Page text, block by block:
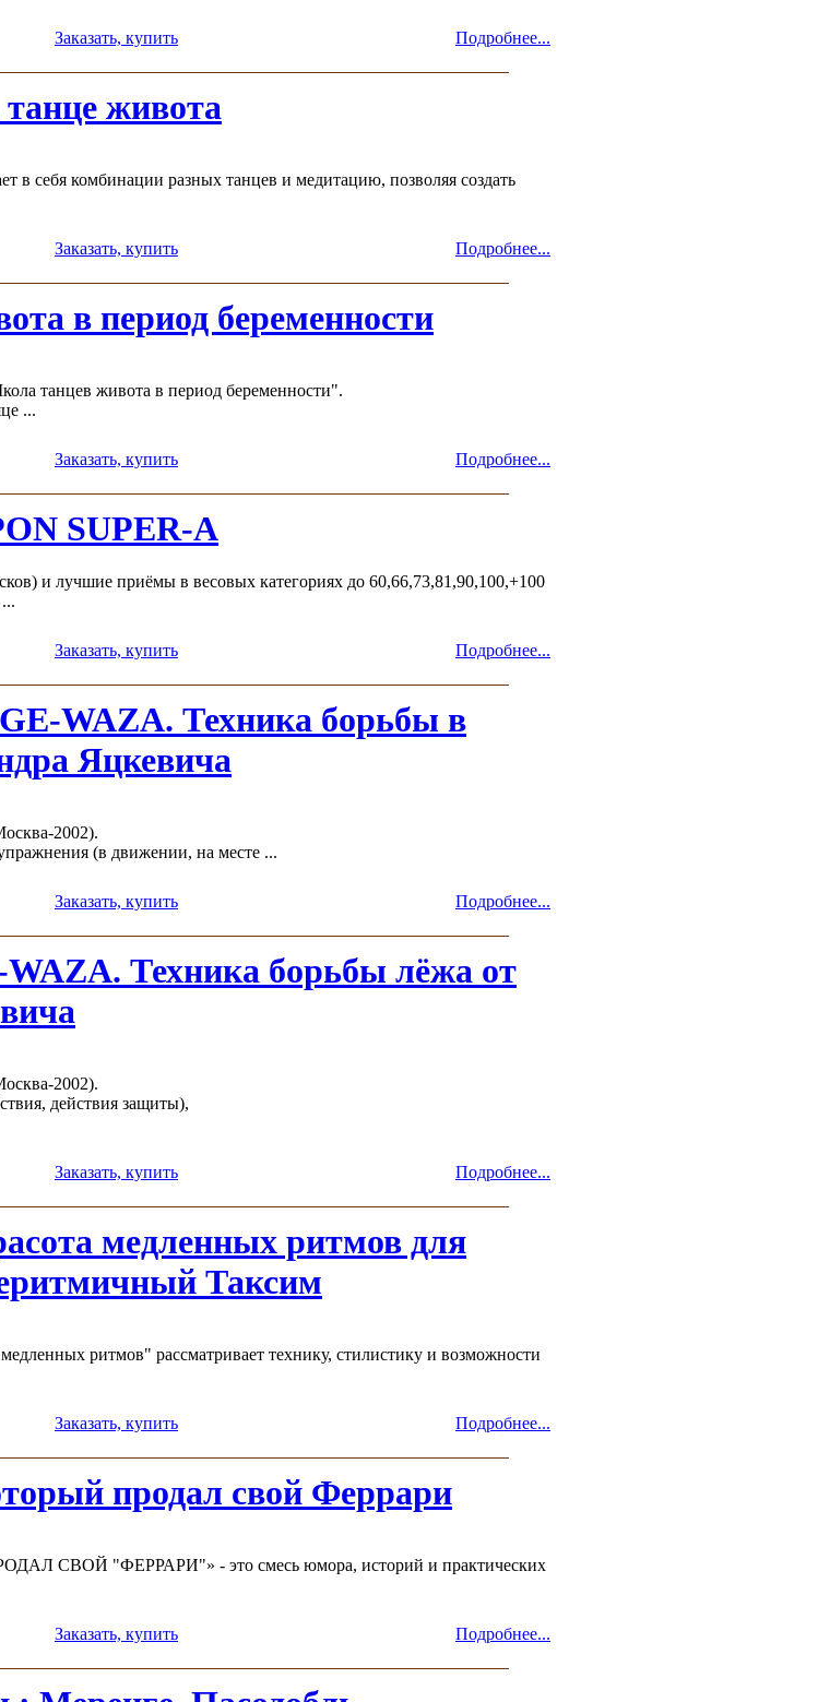
Заказать, купить Подробнее...
живота
в себя комбинации разных танцев и медитацию, позволяя создать
Заказать, купить Подробнее...
в период беременности
танцев живота в период беременности".
...
Заказать, купить Подробнее...
SUPER-A
и лучшие приёмы в весовых категориях до 60,66,73,81,90,100,+100
Заказать, купить Подробнее...
WAZA. Техника борьбы в
Яцкевича
2002).
(в движении, на месте ...
Заказать, купить Подробнее...
Техника борьбы лёжа от
2002).
действия защиты),
Заказать, купить Подробнее...
медленных ритмов для
Таксим
ритмов" рассматривает технику, стилистику и возможности
Заказать, купить Подробнее...
продал свой Феррари
СВОЙ "ФЕРРАРИ"» - это смесь юмора, историй и практических
Заказать, купить Подробнее...